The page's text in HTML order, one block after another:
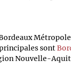
sont
Nouvelle-